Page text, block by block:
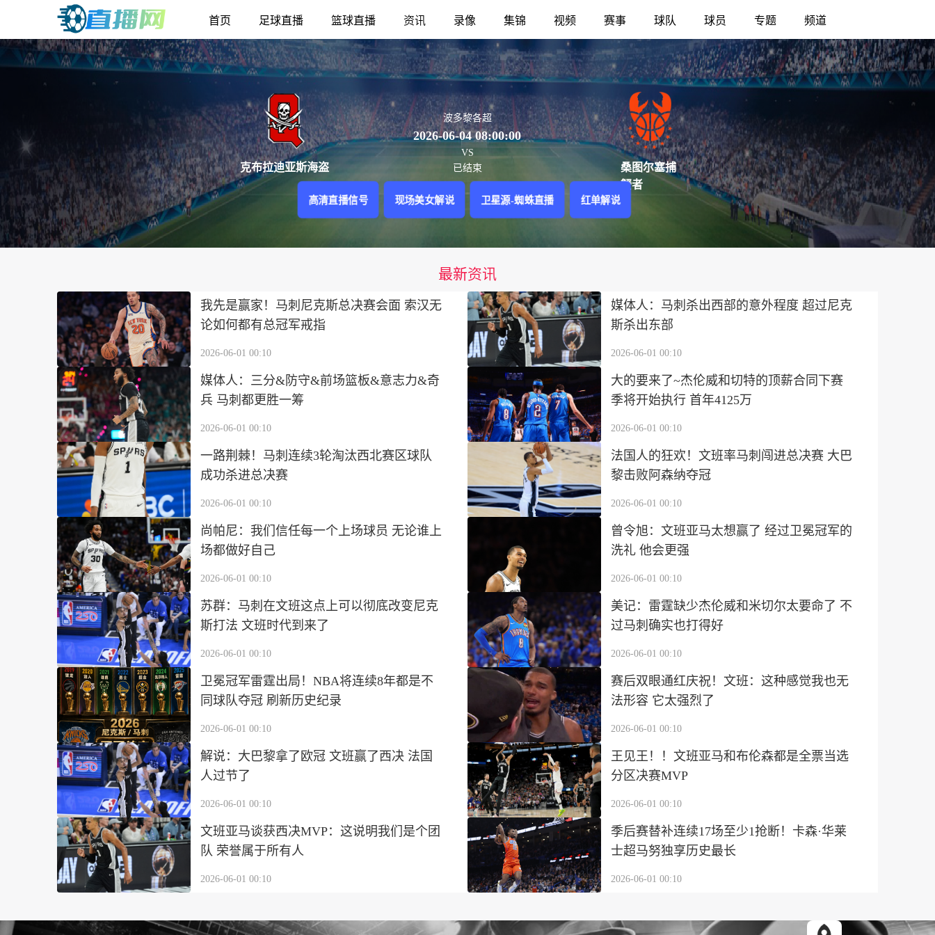
首页 足球直播 篮球直播 资讯 录像 集锦 视频 赛事 球队 球员 专题 频道
克布拉迪亚斯海盗
波多黎各超
2026-06-04 08:00:00
VS
已结束
桑图尔塞捕
蟹者
高清直播信号 现场美女解说 卫星源-蜘蛛直播 红单解说
最新资讯
我先是赢家！马刺尼克斯总决赛会面 索汉无
论如何都有总冠军戒指
2026-06-01 00:10
媒体人：马刺杀出西部的意外程度 超过尼克
斯杀出东部
2026-06-01 00:10
媒体人：三分&防守&前场篮板&意志力&奇
兵 马刺都更胜一筹
2026-06-01 00:10
大的要来了~杰伦威和切特的顶薪合同下赛
季将开始执行 首年4125万
2026-06-01 00:10
一路荆棘！马刺连续3轮淘汰西北赛区球队
成功杀进总决赛
2026-06-01 00:10
法国人的狂欢！文班率马刺闯进总决赛 大巴
黎击败阿森纳夺冠
2026-06-01 00:10
尚帕尼：我们信任每一个上场球员 无论谁上
场都做好自己
2026-06-01 00:10
曾令旭：文班亚马太想赢了 经过卫冕冠军的
洗礼 他会更强
2026-06-01 00:10
苏群：马刺在文班这点上可以彻底改变尼克
斯打法 文班时代到来了
2026-06-01 00:10
美记：雷霆缺少杰伦威和米切尔太要命了 不
过马刺确实也打得好
2026-06-01 00:10
卫冕冠军雷霆出局！NBA将连续8年都是不
同球队夺冠 刷新历史纪录
2026-06-01 00:10
赛后双眼通红庆祝！文班：这种感觉我也无
法形容 它太强烈了
2026-06-01 00:10
解说：大巴黎拿了欧冠 文班赢了西决 法国
人过节了
2026-06-01 00:10
王见王！！文班亚马和布伦森都是全票当选
分区决赛MVP
2026-06-01 00:10
文班亚马谈获西决MVP：这说明我们是个团
队 荣誉属于所有人
2026-06-01 00:10
季后赛替补连续17场至少1抢断！卡森·华莱
士超马努独享历史最长
2026-06-01 00:10